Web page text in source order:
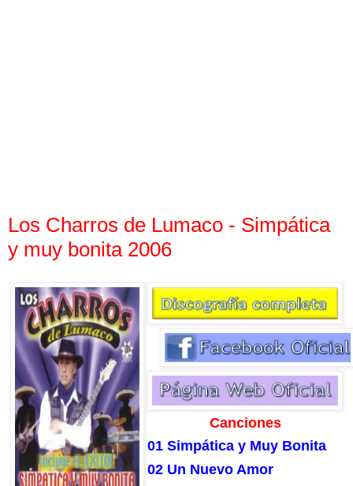
Los Charros de Lumaco - Simpática
y muy bonita 2006
Canciones
01 Simpática y Muy Bonita
02 Un Nuevo Amor